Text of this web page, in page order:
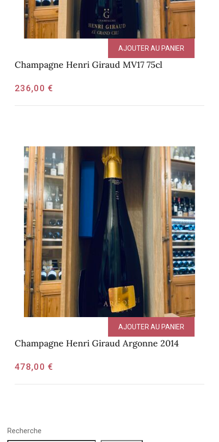
Recherche
Champagne Henri Giraud MV17 75cl
236,00 €
AJOUTER AU PANIER
Champagne Henri Giraud Argonne 2014
478,00 €
AJOUTER AU PANIER